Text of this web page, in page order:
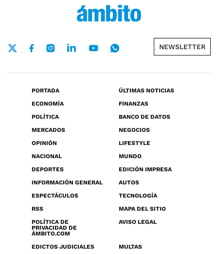
NEWSLETTER
PORTADA
ÚLTIMAS NOTICIAS
ECONOMÍA
FINANZAS
POLÍTICA
BANCO DE DATOS
MERCADOS
NEGOCIOS
OPINIÓN
LIFESTYLE
NACIONAL
MUNDO
DEPORTES
EDICIÓN IMPRESA
INFORMACIÓN GENERAL
AUTOS
ESPECTÁCULOS
TECNOLOGÍA
RSS
MAPA DEL SITIO
POLÍTICA DE
PRIVACIDAD DE
ÁMBITO.COM
AVISO LEGAL
EDICTOS JUDICIALES MULTAS